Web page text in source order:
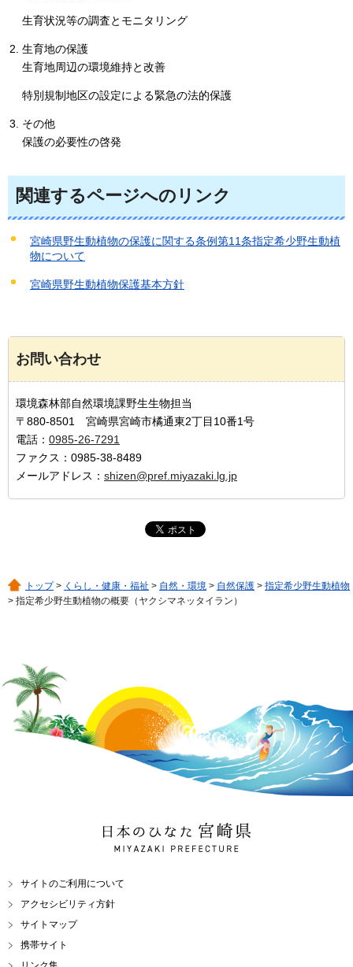
生育状況等の調査とモニタリング
生育地の保護
生育地周辺の環境維持と改善
特別規制地区の設定による緊急の法的保護
その他
保護の必要性の啓発
関連するページへのリンク
宮崎県野生動植物の保護に関する条例第11条指定希少野生動植
物について
宮崎県野生動植物保護基本方針
お問い合わせ
環境森林部自然環境課野生生物担当
〒880-8501 宮崎県宮崎市橘通東2丁目10番1号
電話： 0985-26-7291
ファクス：0985-38-8489
メールアドレス： shizen@pref.miyazaki.lg.jp
トップ> くらし・健康・福祉 > 自然・環境 > 自然保護 > 指定希少野生動植物
> 指定希少野生動植物の概要（ヤクシマネッタイラン）
日本のひなた 宮崎県
MIYAZAKI PREFECTURE
サイトのご利用について
アクセシビリティ方針
サイトマップ
携帯サイト